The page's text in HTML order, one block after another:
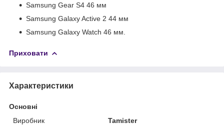
Samsung Gear S4 46 мм
Samsung Galaxy Active 2 44 мм
Samsung Galaxy Watch 46 мм.
Приховати
Характеристики
Основні
Виробник
Tamister